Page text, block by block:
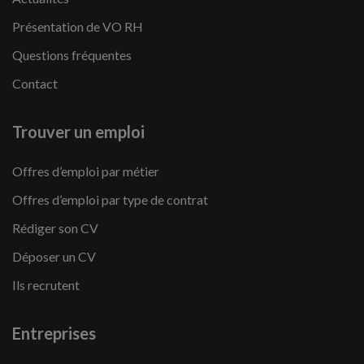
Présentation de VO RH
Questions fréquentes
Contact
Trouver un emploi
Offres d’emploi par métier
Offres d’emploi par type de contrat
Rédiger son CV
Déposer un CV
Ils recrutent
Entreprises